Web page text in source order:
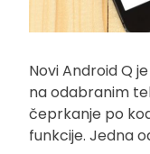
Novi Android Q
na odabranim
čeprkanje po
funkcije. Jedna